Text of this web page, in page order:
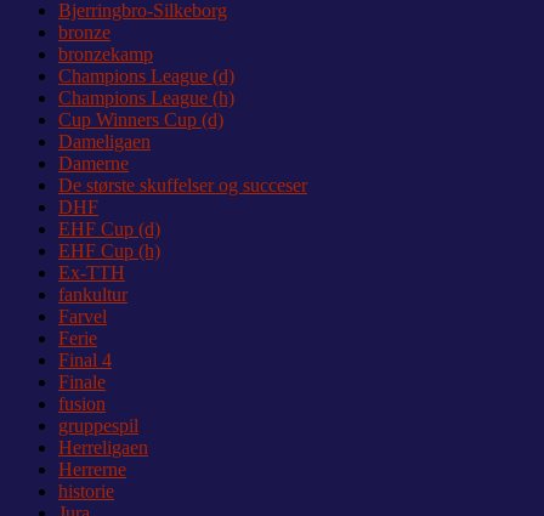
Bjerringbro-Silkeborg
bronze
bronzekamp
Champions League (d)
Champions League (h)
Cup Winners Cup (d)
Dameligaen
Damerne
De største skuffelser og succeser
DHF
EHF Cup (d)
EHF Cup (h)
Ex-TTH
fankultur
Farvel
Ferie
Final 4
Finale
fusion
gruppespil
Herreligaen
Herrerne
historie